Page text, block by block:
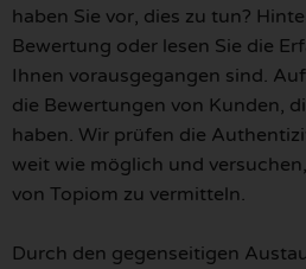
haben Sie vor, dies zu tun?
Bewertung oder lesen Sie die
Ihnen vorausgegangen sind.
die Bewertungen von Kunden,
haben. Wir prüfen die
weit wie möglich und
von Topiom zu vermitteln.
Durch den gegenseitigen